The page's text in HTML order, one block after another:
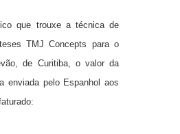
que trouxe a técnica de
TMJ Concepts para o
de Curitiba, o valor da
enviada pelo Espanhol aos